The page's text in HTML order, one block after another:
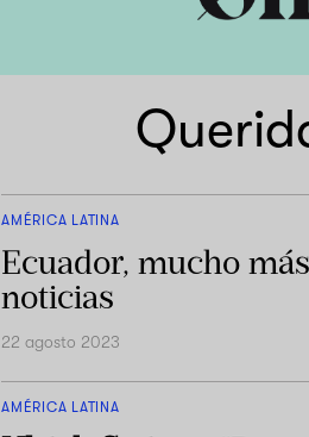
AMÉRICA LATINA
Ecuador, mucho
noticias
22 agosto 2023
AMÉRICA LATINA